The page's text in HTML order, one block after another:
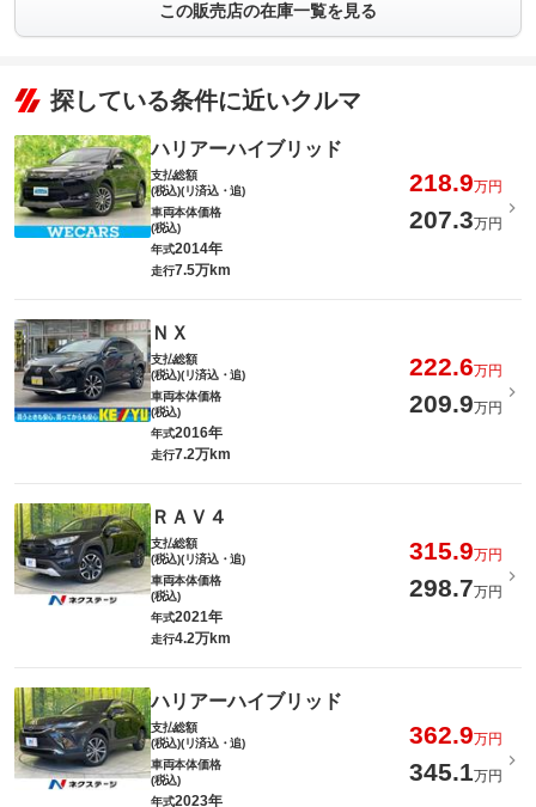
この販売店の在庫一覧を見る
探している条件に近いクルマ
ハリアーハイブリッド
支払総額
(税込)(リ済込・追)
218.9万円
車両本体価格
(税込)
207.3万円
年式2014年
走行7.5万km
ＮＸ
支払総額
(税込)(リ済込・追)
222.6万円
車両本体価格
(税込)
209.9万円
年式2016年
走行7.2万km
ＲＡＶ４
支払総額
(税込)(リ済込・追)
315.9万円
車両本体価格
(税込)
298.7万円
年式2021年
走行4.2万km
ハリアーハイブリッド
支払総額
(税込)(リ済込・追)
362.9万円
車両本体価格
(税込)
345.1万円
年式2023年